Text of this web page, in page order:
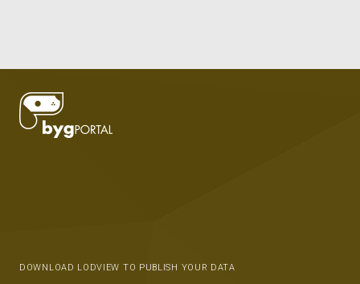
DOWNLOAD LODVIEW TO PUBLISH YOUR DATA